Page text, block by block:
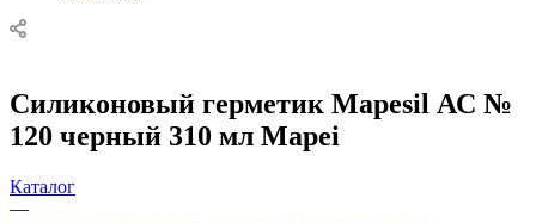
Силиконовый герметик Mapesil АС №
120 черный 310 мл Mapei
Каталог
—